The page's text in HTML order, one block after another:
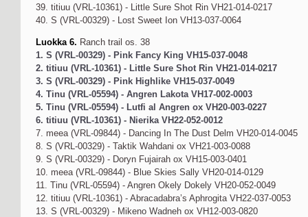
39. titiuu (VRL-10361) - Little Sure Shot Rin VH21-014-0217
40. S (VRL-00329) - Lost Sweet Ion VH13-037-0064
Luokka 6. Ranch trail os. 38
1. S (VRL-00329) - Pink Fancy King VH15-037-0048
2. titiuu (VRL-10361) - Little Sure Shot Rin VH21-014-0217
3. S (VRL-00329) - Pink Highlike VH15-037-0049
4. Tinu (VRL-05594) - Angren Lakota VH17-002-0003
5. Tinu (VRL-05594) - Lutfi al Angren ox VH20-003-0227
6. titiuu (VRL-10361) - Nierika VH22-052-0012
7. meea (VRL-09844) - Dancing In The Dust Delm VH20-014-0045
8. S (VRL-00329) - Taktik Wahdani ox VH21-003-0088
9. S (VRL-00329) - Doryn Fujairah ox VH15-003-0401
10. meea (VRL-09844) - Blue Skies Sally VH20-014-0129
11. Tinu (VRL-05594) - Angren Okely Dokely VH20-052-0049
12. titiuu (VRL-10361) - Abracadabra’s Aphrogita VH22-037-0053
13. S (VRL-00329) - Mikeno Wadneh ox VH12-003-0820